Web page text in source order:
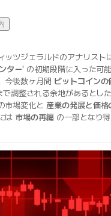
ッツジェラルドのアナリスト
ター' の初期段階に入った可
今後数ヶ月間 ビットコインの
調整される余地があるとした
市場変化と 産業の発展と価格
は 市場の再編 の一部となり得